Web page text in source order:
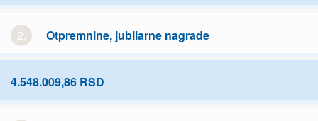
2. Otpremnine, jubilarne nagrade
4.548.009,86 RSD